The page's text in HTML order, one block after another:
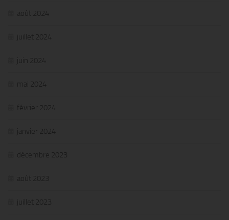
août 2024
juillet 2024
juin 2024
mai 2024
février 2024
janvier 2024
décembre 2023
août 2023
juillet 2023